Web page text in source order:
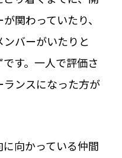
関わっていたり、
バーがいたりと
す。一人で評価さ
ンスになった方が
向かっている仲間